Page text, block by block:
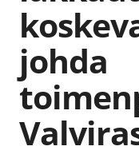
johda